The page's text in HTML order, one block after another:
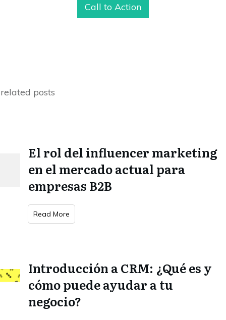
Call to Action
related posts
El rol del influencer marketing
en el mercado actual para
empresas B2B
Read More
Introducción a CRM: ¿Qué es y
cómo puede ayudar a tu
negocio?